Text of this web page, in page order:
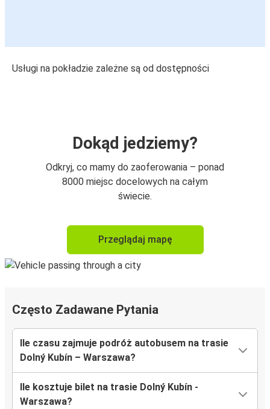
Usługi na pokładzie zależne są od dostępności
Dokąd jedziemy?
Odkryj, co mamy do zaoferowania – ponad
8000 miejsc docelowych na całym
świecie.
Przeglądaj mapę
Często Zadawane Pytania
Ile czasu zajmuje podróż autobusem na trasie
Dolný Kubín – Warszawa?
Ile kosztuje bilet na trasie Dolný Kubín -
Warszawa?